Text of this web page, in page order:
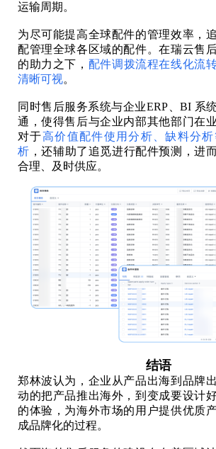
运输周期。
为尽可能提高全球配件的管理效率，
配管理全球各区域的配件。在瑞云售
的助力之下， 配件调拨流程在线化流
清晰可视。
同时售后服务系统与企业ERP、BI 系
通，使得售后与企业内部其他部门在
对于高价值配件使用分析、缺料分
析 ，还辅助了追觅进行配件预测，进
合理、及时供应。
结语
郑林波认为，企业从产品出海到品牌
动的把产品推出海外，到变成要设计
的体验，为海外市场的用户提供优质
成品牌化的过程。